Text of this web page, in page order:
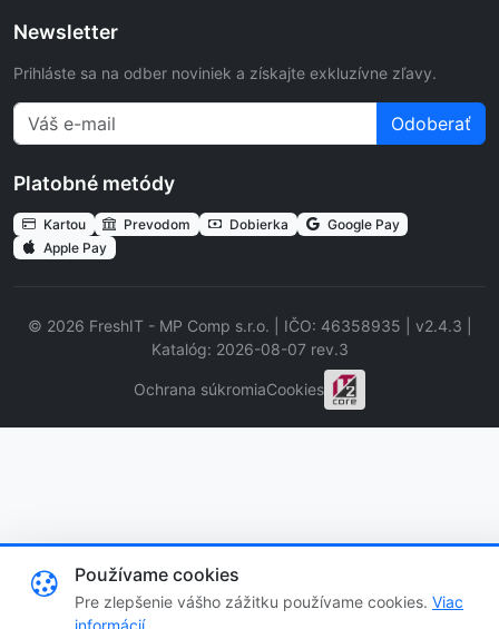
Newsletter
Prihláste sa na odber noviniek a získajte exkluzívne zľavy.
Odoberať
Platobné metódy
Kartou Prevodom Dobierka
Google Pay
Apple Pay
© 2026 FreshIT - MP Comp s.r.o. | IČO: 46358935 | v2.4.3 |
Katalóg: 2026-08-07 rev.3
Ochrana súkromiaCookies
Používame cookies
Pre zlepšenie vášho zážitku používame cookies. Viac
informácií